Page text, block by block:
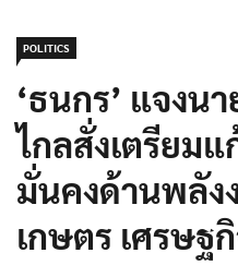
POLITICS
‘ธนกร’ แจงน
ไกลสั่งเตรียม
มั่นคงด้านพลัง
เกษตร เศรษฐ